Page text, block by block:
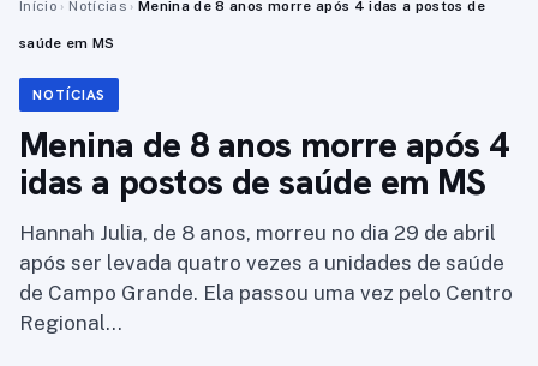
Início › Notícias › Menina de 8 anos morre após 4 idas a postos de
saúde em MS
NOTÍCIAS
Menina de 8 anos morre após 4
idas a postos de saúde em MS
Hannah Julia, de 8 anos, morreu no dia 29 de abril
após ser levada quatro vezes a unidades de saúde
de Campo Grande. Ela passou uma vez pelo Centro
Regional…